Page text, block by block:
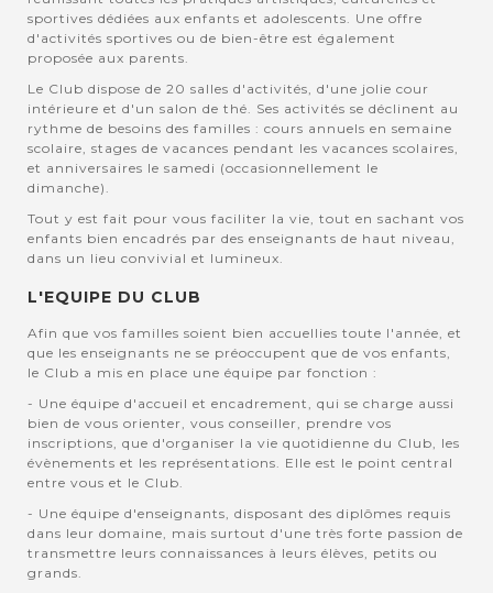
sportives dédiées aux enfants et adolescents. Une offre
d'activités sportives ou de bien-être est également
proposée aux parents.
Le Club dispose de 20 salles d'activités, d'une jolie cour
intérieure et d'un salon de thé. Ses activités se déclinent au
rythme de besoins des familles : cours annuels en semaine
scolaire, stages de vacances pendant les vacances scolaires,
et anniversaires le samedi (occasionnellement le
dimanche).
Tout y est fait pour vous faciliter la vie, tout en sachant vos
enfants bien encadrés par des enseignants de haut niveau,
dans un lieu convivial et lumineux.
L'EQUIPE DU CLUB
Afin que vos familles soient bien accuellies toute l'année, et
que les enseignants ne se préoccupent que de vos enfants,
le Club a mis en place une équipe par fonction :
- Une équipe d'accueil et encadrement, qui se charge aussi
bien de vous orienter, vous conseiller, prendre vos
inscriptions, que d'organiser la vie quotidienne du Club, les
évènements et les représentations. Elle est le point central
entre vous et le Club.
- Une équipe d'enseignants, disposant des diplômes requis
dans leur domaine, mais surtout d'une très forte passion de
transmettre leurs connaissances à leurs élèves, petits ou
grands.